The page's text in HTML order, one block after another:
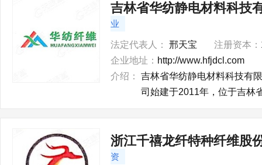
吉林省华纺静电材料科技
业
法定代表人： 邢天宝 注册资本：
企业地址： http://www.hfjdcl.com
介绍： 吉林省华纺静电材料科技有
司始建于2011年，位于吉林
浙江千禧龙纤特种纤维股
资